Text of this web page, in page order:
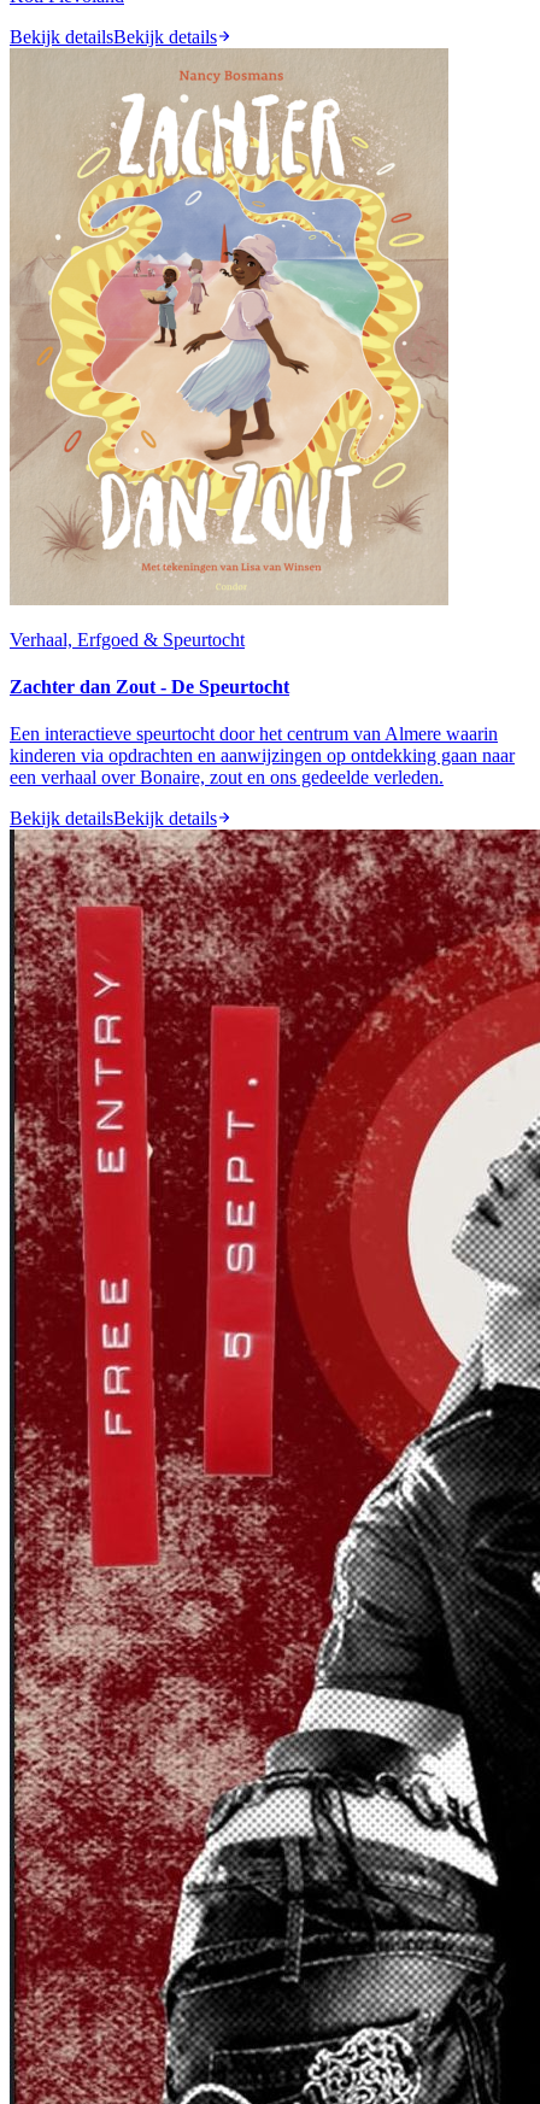
Bekijk detailsBekijk details
Verhaal, Erfgoed & Speurtocht
Zachter dan Zout - De Speurtocht
Een interactieve speurtocht door het centrum van Almere waarin
kinderen via opdrachten en aanwijzingen op ontdekking gaan naar
een verhaal over Bonaire, zout en ons gedeelde verleden.
Bekijk detailsBekijk details